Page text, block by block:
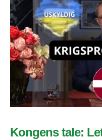
Kongens tale: